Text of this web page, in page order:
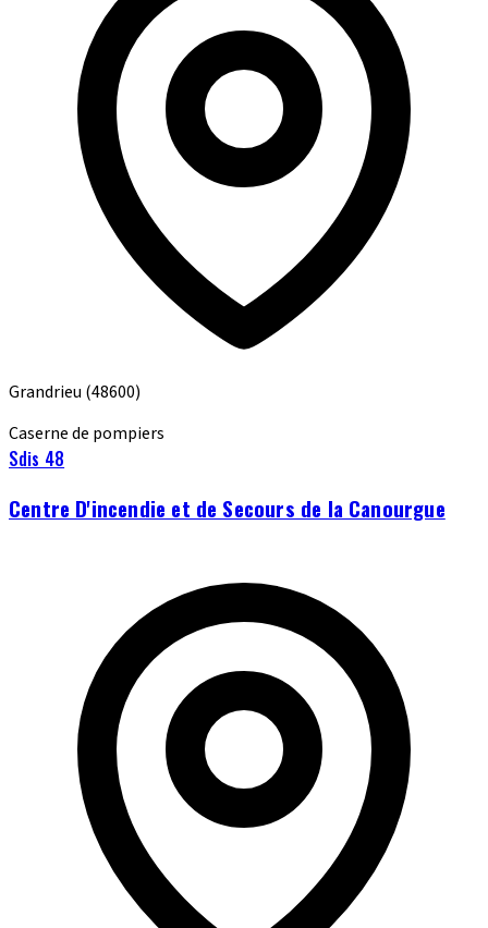
Grandrieu (48600)
Caserne de pompiers
Sdis 48
Centre D'incendie et de Secours de la Canourgue